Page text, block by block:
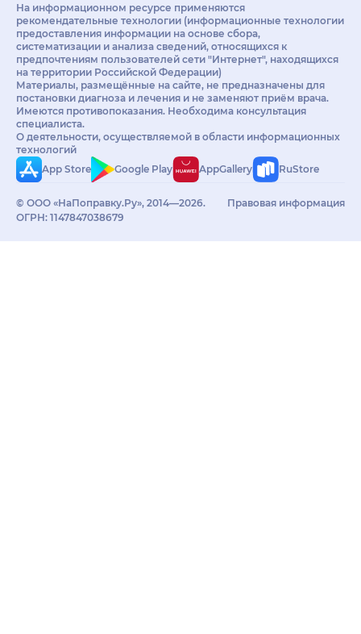
На информационном ресурсе применяются
рекомендательные технологии (информационные технологии
предоставления информации на основе сбора,
систематизации и анализа сведений, относящихся к
предпочтениям пользователей сети "Интернет", находящихся
на территории Российской Федерации)
Материалы, размещённые на сайте, не предназначены для
постановки диагноза и лечения и не заменяют приём врача.
Имеются противопоказания. Необходима консультация
специалиста.
О деятельности, осуществляемой в области информационных
технологий
App Store
Google Play AppGallery RuStore
© ООО «НаПоправку.Ру», 2014—2026.
ОГРН: 1147847038679
Правовая информация